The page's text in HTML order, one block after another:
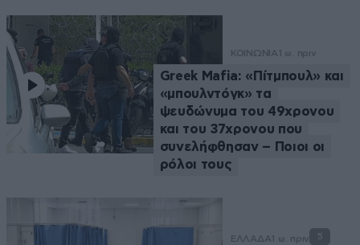
ΚΟΙΝΩΝΙΑ 1 ω. πριν
Greek Μafia: «Πίτμπουλ» και
«μπουλντόγκ» τα
ψευδώνυμα του 49χρονου
και του 37χρονου που
συνελήφθησαν – Ποιοι οι
ρόλοι τους
ΕΛΛΑΔΑ 1 ω. πριν 5